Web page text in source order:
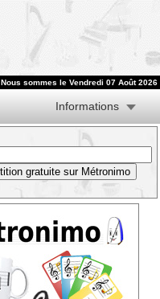
Nous sommes le Vendredi 07 Août 2026
Informations